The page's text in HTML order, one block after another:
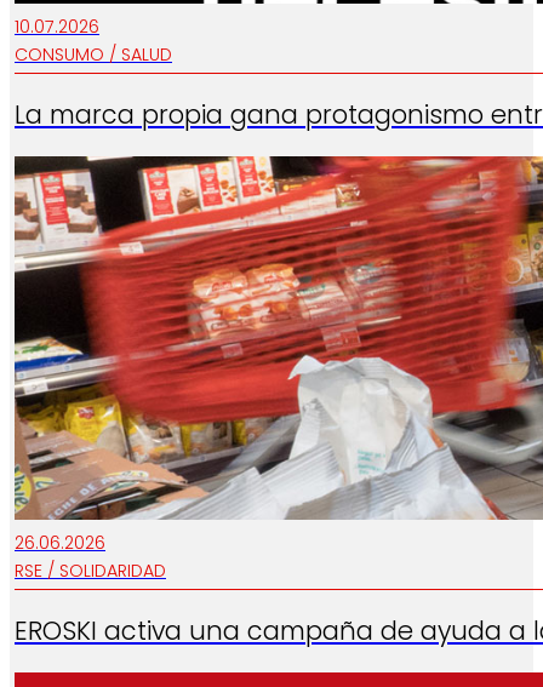
10.07.2026
CONSUMO / SALUD
La marca propia gana protagonismo
26.06.2026
RSE / SOLIDARIDAD
EROSKI activa una campaña de ayuda